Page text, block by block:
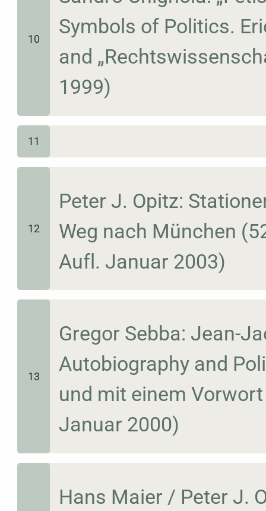
10
Symbols of Politics.
and
1999)
11
12
Peter J. Opitz:
Weg nach München
Aufl. Januar 2003)
13
Gregor Sebba: Jean-
Autobiography and
und mit einem
Januar 2000)
Hans Maier / Peter J.